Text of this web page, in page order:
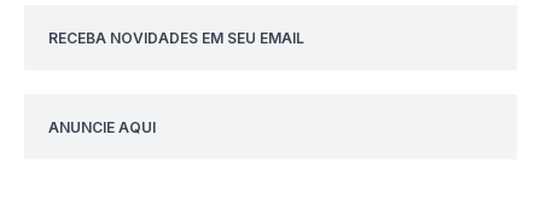
RECEBA NOVIDADES EM SEU EMAIL
ANUNCIE AQUI